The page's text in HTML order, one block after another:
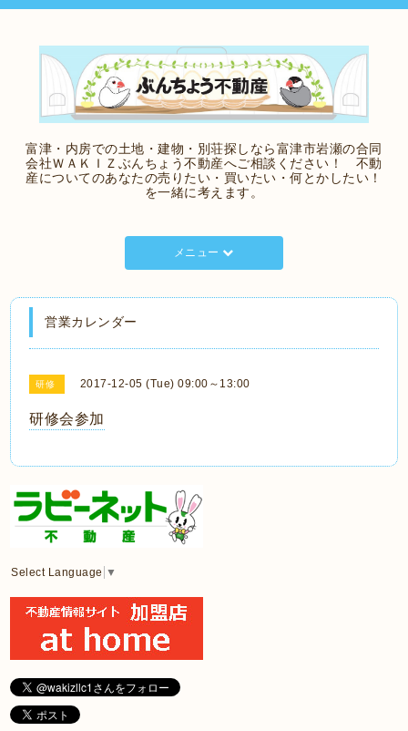
富津・内房での土地・建物・別荘探しなら富津市岩瀬の合同
会社ＷＡＫＩＺぶんちょう不動産へご相談ください！ 不動
産についてのあなたの売りたい・買いたい・何とかしたい！
を一緒に考えます。
メニュー
営業カレンダー
研修 2017-12-05 (Tue) 09:00～13:00
研修会参加
Select Language ▼